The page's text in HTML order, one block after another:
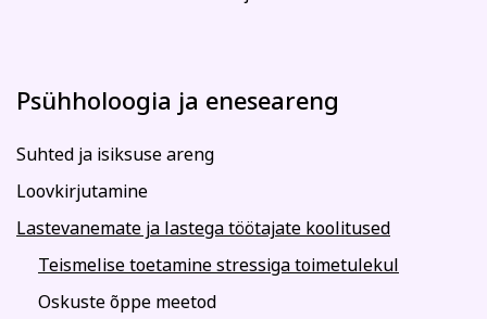
Psühholoogia ja eneseareng
Suhted ja isiksuse areng
Loovkirjutamine
Lastevanemate ja lastega töötajate koolitused
Teismelise toetamine stressiga toimetulekul
Oskuste õppe meetod